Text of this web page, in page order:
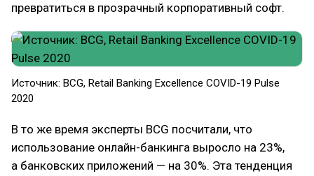
превратиться в прозрачный корпоративный софт.
Источник: BCG, Retail Banking Excellence COVID-19 Pulse
2020
В то же время эксперты BCG посчитали, что
использование онлайн-банкинга выросло на 23%,
а банковских приложений — на 30%. Эта тенденция